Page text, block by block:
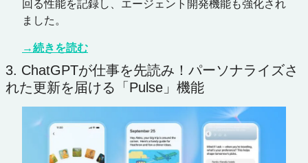
回る性能を記録し、エージェント開発機能も強化され
ました。
→続きを読む
3. ChatGPTが仕事を先読み！パーソナライズさ
れた更新を届ける「Pulse」機能